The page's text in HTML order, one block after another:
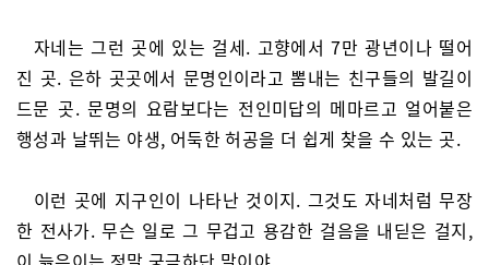
자네는 그런 곳에 있는 걸세. 고향에서 7만 광년이나 떨어
진 곳. 은하 곳곳에서 문명인이라고 뽐내는 친구들의 발길이
드문 곳. 문명의 요람보다는 전인미답의 메마르고 얼어붙은
행성과 날뛰는 야생, 어둑한 허공을 더 쉽게 찾을 수 있는 곳.
이런 곳에 지구인이 나타난 것이지. 그것도 자네처럼 무장
한 전사가. 무슨 일로 그 무겁고 용감한 걸음을 내딛은 걸지,